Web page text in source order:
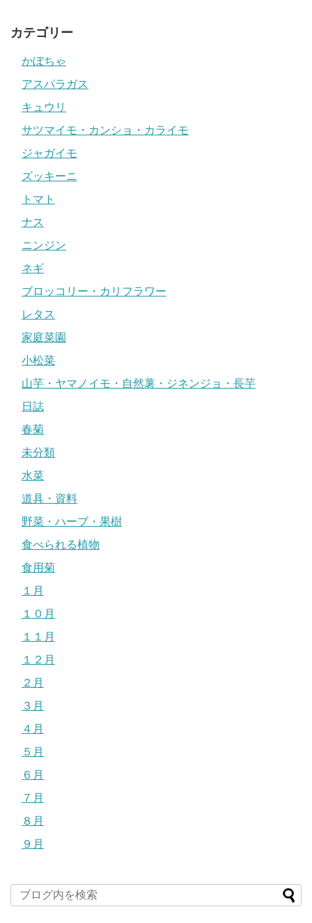
カテゴリー
かぼちゃ
アスパラガス
キュウリ
サツマイモ・カンショ・カライモ
ジャガイモ
ズッキーニ
トマト
ナス
ニンジン
ネギ
ブロッコリー・カリフラワー
レタス
家庭菜園
小松菜
山芋・ヤマノイモ・自然薯・ジネンジョ・長芋
日誌
春菊
未分類
水菜
道具・資料
野菜・ハーブ・果樹
食べられる植物
食用菊
１月
１０月
１１月
１２月
２月
３月
４月
５月
６月
７月
８月
９月